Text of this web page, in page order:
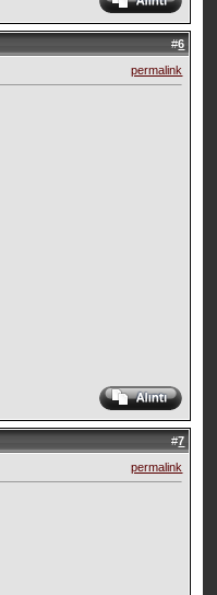
#6
permalink
#7
permalink